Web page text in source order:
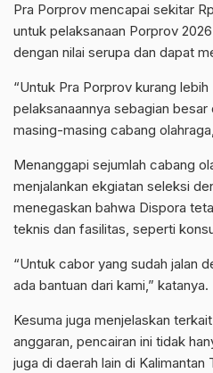
Pra Porprov mencapai sekitar
untuk pelaksanaan Porprov
dengan nilai serupa dan dapat
“Untuk Pra Porprov kurang lebih
pelaksanaannya sebagian besar
masing-masing cabang
Menanggapi sejumlah cabang
menjalankan ekgiatan seleksi
menegaskan bahwa Dispora
teknis dan fasilitas, seperti
“Untuk cabor yang sudah jalan
ada bantuan dari kami,” katanya.
Kesuma juga menjelaskan
anggaran, pencairan ini tidak
juga di daerah lain di Kalimantan